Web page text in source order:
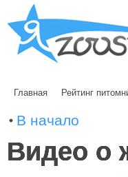
Главная Рейтинг
В начало
Видео о